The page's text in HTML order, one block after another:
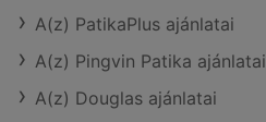
A(z) PatikaPlus ajánlatai
A(z) Pingvin Patika ajánlatai
A(z) Douglas ajánlatai